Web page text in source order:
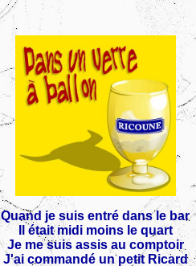
Quand je suis entré dans le bar
Il était midi moins le quart
Je me suis assis au comptoir
J'ai commandé un petit Ricard